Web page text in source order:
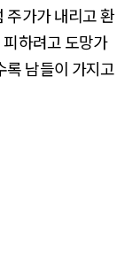
주가가 내리고 환
하려고 도망가
록 남들이 가지고